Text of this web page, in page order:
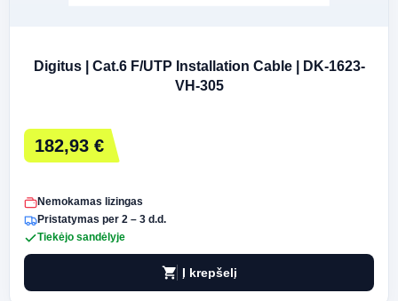
Digitus | Cat.6 F/UTP Installation Cable | DK-1623-
VH-305
182,93 €
Nemokamas lizingas
Pristatymas per 2 – 3 d.d.
Tiekėjo sandėlyje
shopping_cart Į krepšelį